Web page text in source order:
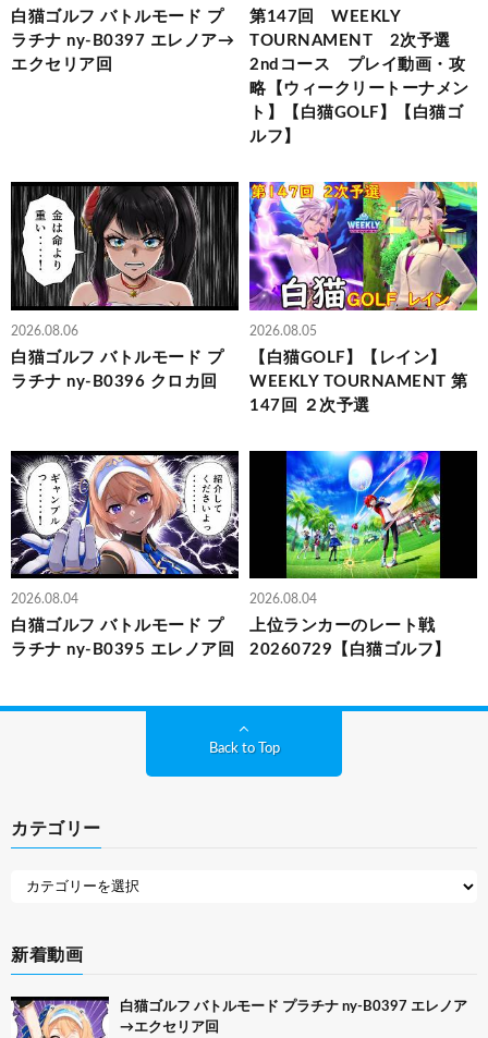
白猫ゴルフ バトルモード プ
ラチナ ny-B0397 エレノア→
エクセリア回
第147回 WEEKLY
TOURNAMENT 2次予選
2ndコース プレイ動画・攻
略【ウィークリートーナメン
ト】【白猫GOLF】【白猫ゴ
ルフ】
2026.08.06
白猫ゴルフ バトルモード プ
ラチナ ny-B0396 クロカ回
2026.08.05
【白猫GOLF】【レイン】
WEEKLY TOURNAMENT 第
147回 ２次予選
2026.08.04
白猫ゴルフ バトルモード プ
ラチナ ny-B0395 エレノア回
2026.08.04
上位ランカーのレート戦
20260729【白猫ゴルフ】
Back to Top
カテゴリー
新着動画
白猫ゴルフ バトルモード プラチナ ny-B0397 エレノア
→エクセリア回